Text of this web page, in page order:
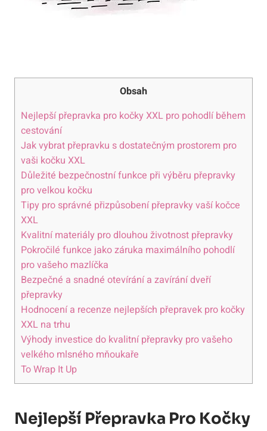
Obsah
Nejlepší přepravka pro kočky XXL pro pohodlí během
cestování
Jak vybrat přepravku s dostatečným prostorem pro
vaši kočku XXL
Důležité bezpečnostní funkce při výběru přepravky
pro velkou kočku
Tipy pro správné přizpůsobení přepravky vaší kočce
XXL
Kvalitní materiály pro dlouhou životnost přepravky
Pokročilé funkce jako záruka maximálního pohodlí
pro vašeho mazlíčka
Bezpečné a snadné otevírání a zavírání dveří
přepravky
Hodnocení a recenze nejlepších přepravek pro kočky
XXL na trhu
Výhody investice do kvalitní přepravky pro vašeho
velkého mlsného mňoukaře
To Wrap It Up
Nejlepší Přepravka Pro Kočky